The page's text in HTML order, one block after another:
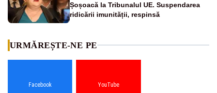
Șoșoacă la Tribunalul UE. Suspendarea
ridicării imunității, respinsă
URMĂREȘTE-NE PE
Facebook YouTube